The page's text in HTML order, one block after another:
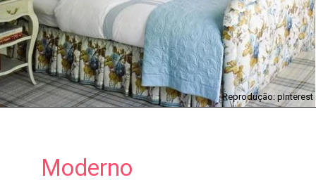
Reprodução: pInterest
Moderno